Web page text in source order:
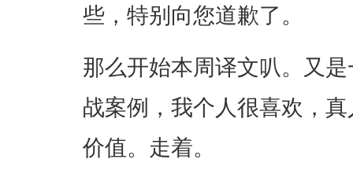
些，特别向您道歉了。
那么开始本周译文叭。又
战案例，我个人很喜欢，
价值。走着。